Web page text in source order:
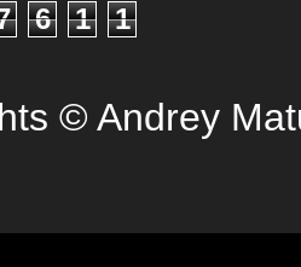
6 1 1
© Andrey